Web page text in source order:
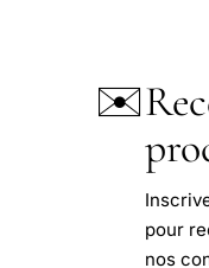
✉️
pour
nos